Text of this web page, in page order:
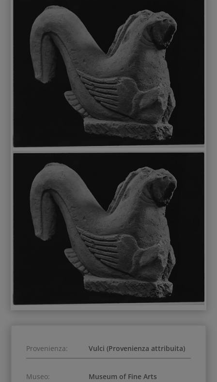
Provenienza: Vulci (Provenienza attribuita)
Museo: Museum of Fine Arts